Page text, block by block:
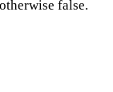
false.